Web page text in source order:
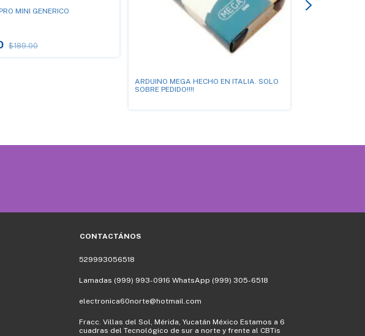
MINI GENERICO
$189.00
ARDUINO MEGA HECHO EN ITALIA. SOLO
SOBRE PEDIDO!!!!
CONTACTÁNOS
529993056518
Lamadas (999) 993-0916 WhatsApp (999) 305-6518
electronica60norte@hotmail.com
Fracc. Villas del Sol, Mérida, Yucatán México Estamos a 6
cuadras del Tecnológico de sur a norte y frente al CBTis